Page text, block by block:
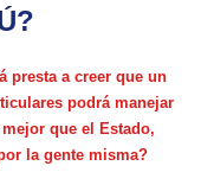
presta a creer que un
podrá manejar
que el Estado,
la gente misma?